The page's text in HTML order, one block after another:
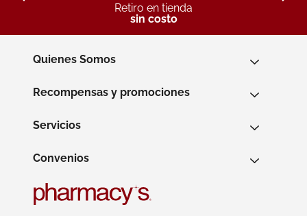
Retiro en tienda
sin costo
Quienes Somos
Recompensas y promociones
Servicios
Convenios